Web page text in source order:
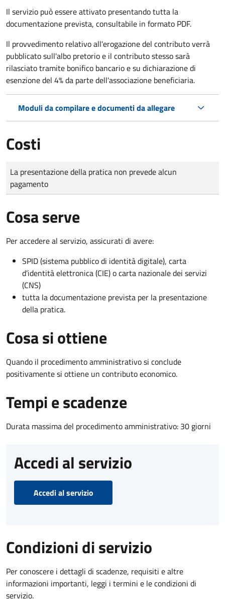
Il servizio può essere attivato presentando tutta la
documentazione prevista, consultabile in formato PDF.
Il provvedimento relativo all'erogazione del contributo verrà
pubblicato sull'albo pretorio e il contributo stesso sarà
rilasciato tramite bonifico bancario e su dichiarazione di
esenzione del 4% da parte dell'associazione beneficiaria.
Moduli da compilare e documenti da allegare
Costi
Tipo di pagamento
Importo
La presentazione della pratica non prevede alcun
pagamento
Cosa serve
Per accedere al servizio, assicurati di avere:
SPID (sistema pubblico di identità digitale), carta
d’identità elettronica (CIE) o carta nazionale dei servizi
(CNS)
tutta la documentazione prevista per la presentazione
della pratica.
Cosa si ottiene
Quando il procedimento amministrativo si conclude
positivamente si ottiene un contributo economico.
Tempi e scadenze
Durata massima del procedimento amministrativo: 30 giorni
Accedi al servizio
Accedi al servizio
Condizioni di servizio
Per conoscere i dettagli di scadenze, requisiti e altre
informazioni importanti, leggi i termini e le condizioni di
servizio.